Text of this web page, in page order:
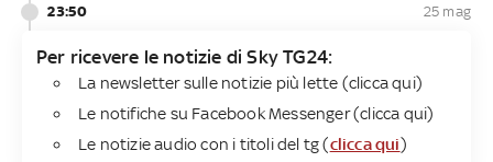
23:50 25 mag
Per ricevere le notizie di Sky TG24​:
La newsletter sulle notizie più lette (clicca qui)
Le notifiche su Facebook Messenger (clicca qui)
Le notizie audio con i titoli del tg (clicca qui)